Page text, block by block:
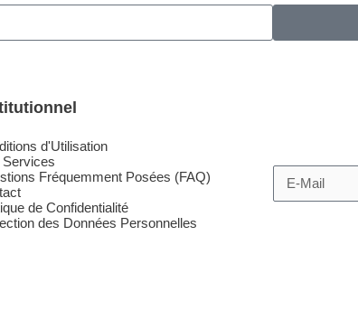
d'Utilisation
Services
Fréquemment Posées (FAQ)
de Confidentialité
des Données Personnelles